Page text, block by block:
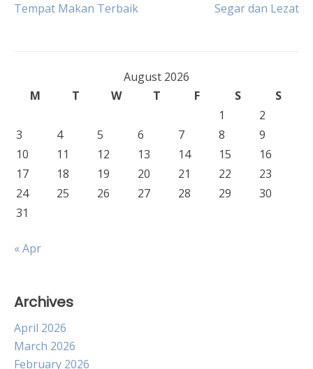
navigation
Tempat Makan Terbaik
Segar dan Lezat
August 2026
M
T W T F S
S
1
2
3
4 5 6 7 8
9
10
11 12 13 14 15
16
17
18 19 20 21 22
23
24
25 26 27 28 29
30
31
« Apr
Archives
April 2026
March 2026
February 2026